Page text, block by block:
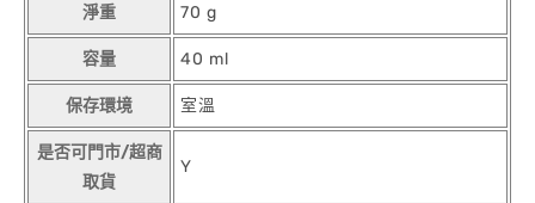
淨重 70 g
容量 40 ml
保存環境 室溫
是否可門市/超商
取貨
Y